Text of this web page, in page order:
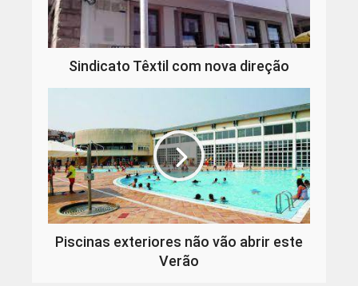
Sindicato Têxtil com nova direção
Piscinas exteriores não vão abrir este
Verão